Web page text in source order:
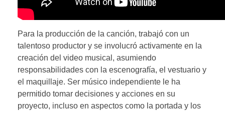
Para la producción de la canción, trabajó con un
talentoso productor y se involucró activamente en la
creación del video musical, asumiendo
responsabilidades con la escenografía, el vestuario y
el maquillaje. Ser músico independiente le ha
permitido tomar decisiones y acciones en su
proyecto, incluso en aspectos como la portada y los